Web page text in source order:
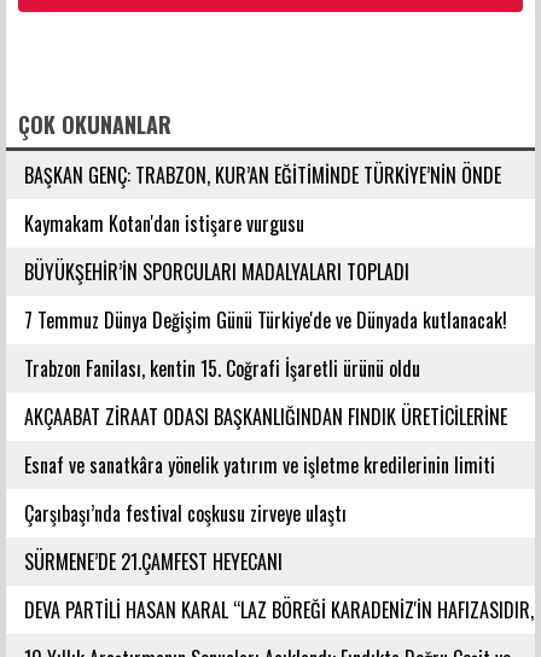
ÇOK OKUNANLAR
BAŞKAN GENÇ: TRABZON, KUR’AN EĞİTİMİNDE TÜRKİYE’NİN ÖNDE
GELEN ŞEHİRLERİNDENDİR
Kaymakam Kotan'dan istişare vurgusu
BÜYÜKŞEHİR’İN SPORCULARI MADALYALARI TOPLADI
7 Temmuz Dünya Değişim Günü Türkiye'de ve Dünyada kutlanacak!
Trabzon Fanilası, kentin 15. Coğrafi İşaretli ürünü oldu
AKÇAABAT ZİRAAT ODASI BAŞKANLIĞINDAN FINDIK ÜRETİCİLERİNE
AĞUSTOS AYI İÇİN UYARI!
Esnaf ve sanatkâra yönelik yatırım ve işletme kredilerinin limiti
artırıldı
Çarşıbaşı’nda festival coşkusu zirveye ulaştı
SÜRMENE’DE 21.ÇAMFEST HEYECANI
DEVA PARTİLİ HASAN KARAL “LAZ BÖREĞİ KARADENİZ'İN HAFIZASIDIR,